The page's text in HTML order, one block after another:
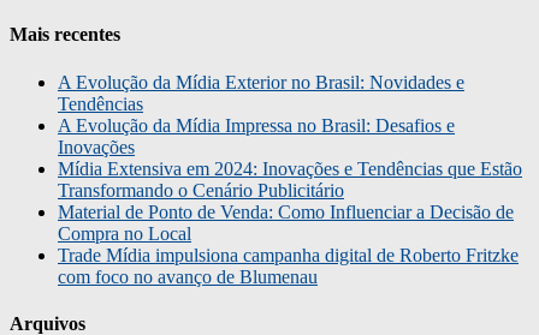
Mais recentes
A Evolução da Mídia Exterior no Brasil: Novidades e
Tendências
A Evolução da Mídia Impressa no Brasil: Desafios e
Inovações
Mídia Extensiva em 2024: Inovações e Tendências que Estão
Transformando o Cenário Publicitário
Material de Ponto de Venda: Como Influenciar a Decisão de
Compra no Local
Trade Mídia impulsiona campanha digital de Roberto Fritzke
com foco no avanço de Blumenau
Arquivos